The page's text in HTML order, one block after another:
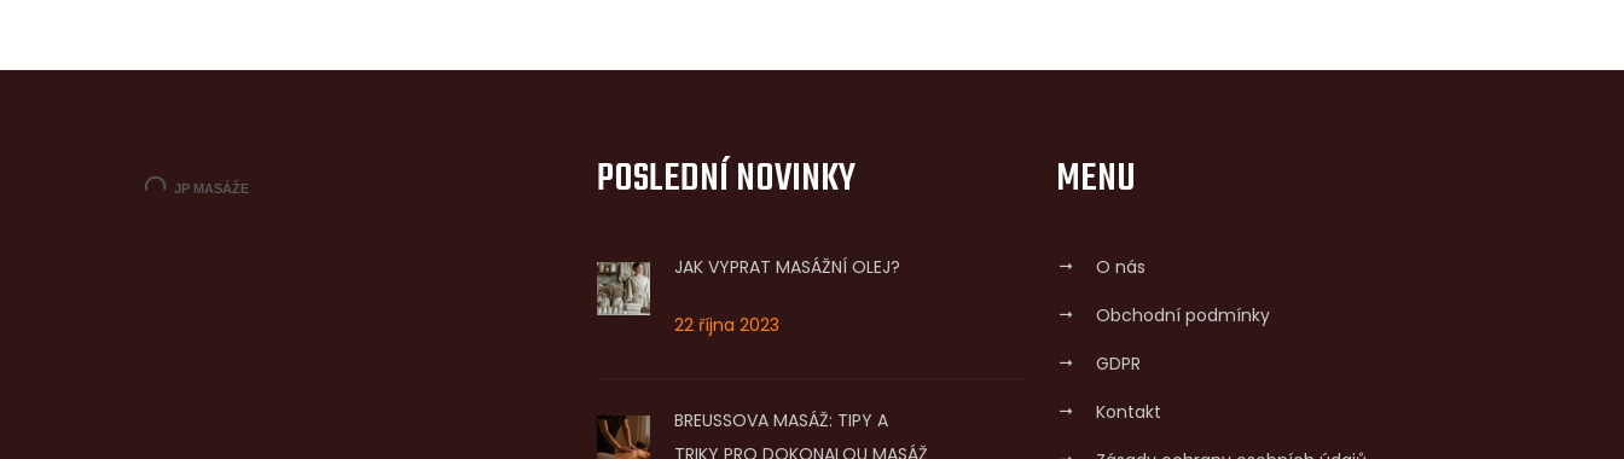
POSLEDNÍ NOVINKY
JAK VYPRAT MASÁŽNÍ OLEJ?
22 října 2023
BREUSSOVA MASÁŽ: TIPY A
MENU
O nás
Obchodní podmínky
GDPR
Kontakt